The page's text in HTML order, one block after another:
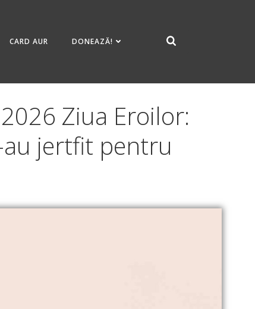
CARD AUR DONEAZĂ!
Ziua Eroilor:
jertfit pentru